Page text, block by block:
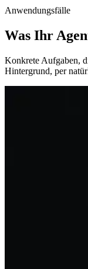
Anwendungsfälle
Was Ihr
Konkrete Aufgaben,
Hintergrund, per